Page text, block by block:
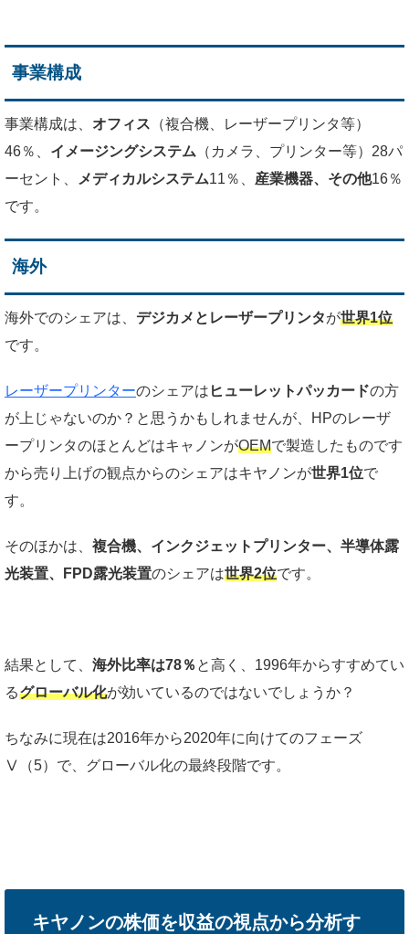
事業構成
事業構成は、 オフィス （複合機、レーザープリンタ等）
46％、 イメージングシステム （カメラ、プリンター等）28パ
ーセント、
メディカルシステム11％、 産業機器、その他16％
です。
海外
海外でのシェアは、 デジカメとレーザープリンタが世界1位
です。
レーザープリンターのシェアは ヒューレットパッカードの方
が上じゃないのか？と思うかもしれませんが、HPのレーザ
ープリンタのほとんどはキャノンがOEMで製造したものです
から売り上げの観点からのシェアはキヤノンが世界1位で
す。
そのほかは、 複合機、インクジェットプリンター、半導体露
光装置、FPD露光装置のシェアは世界2位です。
結果として、 海外比率は78％ と高く、1996年からすすめてい
るグローバル化が効いているのではないでしょうか？
ちなみに現在は2016年から2020年に向けてのフェーズ
Ⅴ（5）で、グローバル化の最終段階です。
キヤノンの株価を収益の視点から分析す